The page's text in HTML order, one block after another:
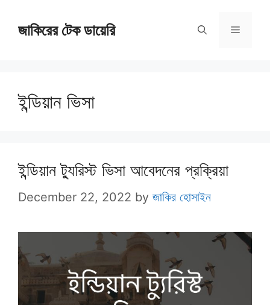
জাকিরের টেক ডায়েরি Menu
ইন্ডিয়ান ভিসা
ইন্ডিয়ান ট্যুরিস্ট ভিসা আবেদনের প্রক্রিয়া
December 22, 2022 by জাকির হোসাইন